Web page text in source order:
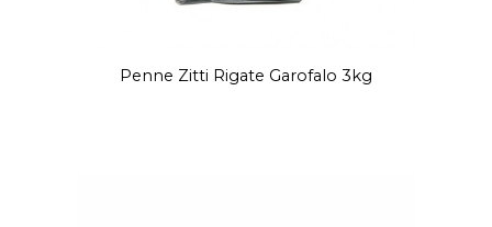
Penne Zitti Rigate Garofalo 3kg